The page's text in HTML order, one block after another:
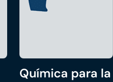
Química para la